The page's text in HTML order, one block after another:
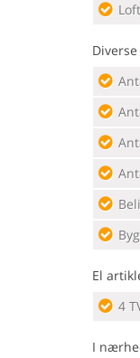
Diverse
El
4
I